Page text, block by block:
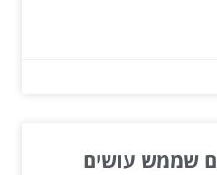
שממש עושים